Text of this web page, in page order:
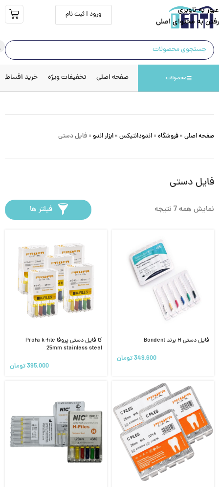
عبور به ناوبری
رفتن به محتوای اصلی
ورود | ثبت نام
محصولات صفحه اصلی تخفیفات ویژه خرید اقساطی
صفحه اصلی » فروشگاه » اندودانتیکس » ابزار اندو » فایل دستی
فایل دستی
نمایش همه 7 نتیجه فیلتر ها
فایل دستی H برند Bondent
349,600تومان
کا فایل دستی پروفا Profa k-file
25mm stainless steel
395,000تومان